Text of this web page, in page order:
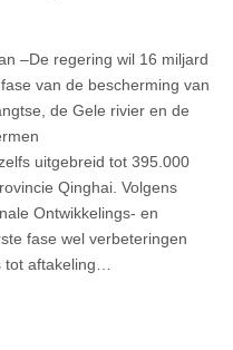
–De regering wil 16 miljard
van de bescherming van
de Gele rivier en de
uitgebreid tot 395.000
Qinghai. Volgens
Ontwikkelings- en
fase wel verbeteringen
aftakeling…